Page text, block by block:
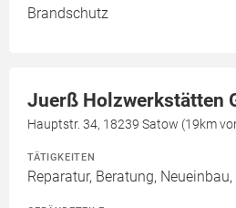
Brandschutz
Juerß Holzwerkstätten
Hauptstr. 34, 18239 Satow (19km
TÄTIGKEITEN
Reparatur, Beratung,